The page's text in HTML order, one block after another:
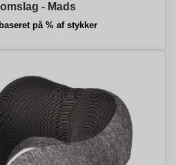
- Mads
på % af stykker